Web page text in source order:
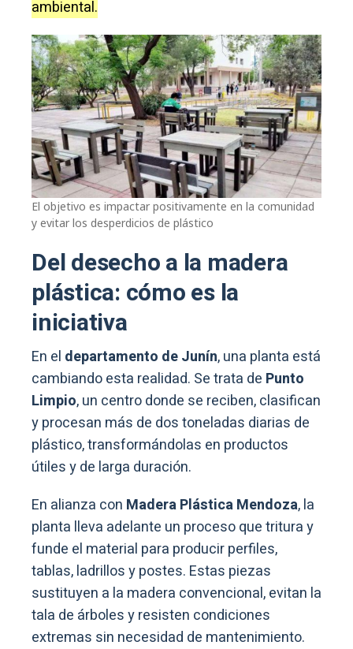
ambiental.
El objetivo es impactar positivamente en la comunidad
y evitar los desperdicios de plástico
Del desecho a la madera
plástica: cómo es la
iniciativa
En el departamento de Junín, una planta está
cambiando esta realidad. Se trata de Punto
Limpio, un centro donde se reciben, clasifican
y procesan más de dos toneladas diarias de
plástico, transformándolas en productos
útiles y de larga duración.
En alianza con Madera Plástica Mendoza, la
planta lleva adelante un proceso que tritura y
funde el material para producir perfiles,
tablas, ladrillos y postes. Estas piezas
sustituyen a la madera convencional, evitan la
tala de árboles y resisten condiciones
extremas sin necesidad de mantenimiento.